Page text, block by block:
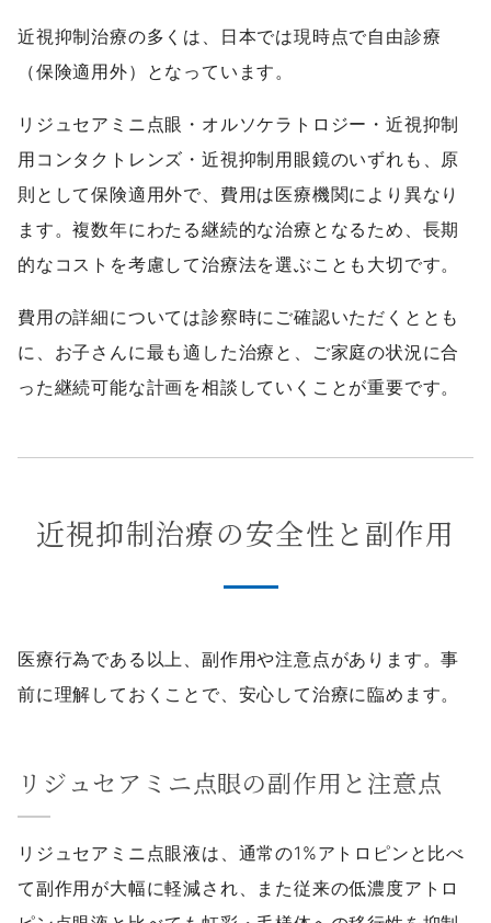
近視抑制治療の多くは、日本では現時点で自由診療
（保険適用外）となっています。
リジュセアミニ点眼・オルソケラトロジー・近視抑制
用コンタクトレンズ・近視抑制用眼鏡のいずれも、原
則として保険適用外で、費用は医療機関により異なり
ます。複数年にわたる継続的な治療となるため、長期
的なコストを考慮して治療法を選ぶことも大切です。
費用の詳細については診察時にご確認いただくととも
に、お子さんに最も適した治療と、ご家庭の状況に合
った継続可能な計画を相談していくことが重要です。
近視抑制治療の安全性と副作用
医療行為である以上、副作用や注意点があります。事
前に理解しておくことで、安心して治療に臨めます。
リジュセアミニ点眼の副作用と注意点
リジュセアミニ点眼液は、通常の1%アトロピンと比べ
て副作用が大幅に軽減され、また従来の低濃度アトロ